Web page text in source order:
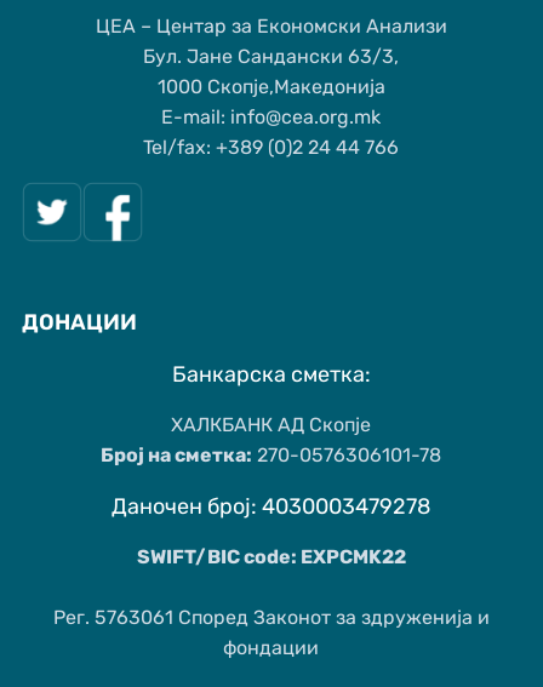
ЦЕА – Центар за Економски Анализи
Бул. Јане Сандански 63/3,
1000 Скопје,Македонија
Е-mail: info@cea.org.mk
Tel/fax: +389 (0)2 24 44 766
ДОНАЦИИ
Банкарска сметка:
ХАЛКБАНК АД Скопје
Број на сметка: 270-0576306101-78
Даночен број: 4030003479278
SWIFT/BIC code: EXPCMK22
Рег. 5763061 Според Законот за здруженија и
фондации